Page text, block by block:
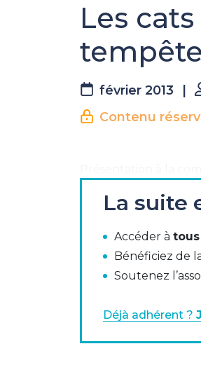
Les
tempête
février 2013
Contenu
Intervention de
Axa et Axa
La classe d'actifs
La suite
Accéder à
Bénéficiez de
Soutenez
Déjà adhérent ?